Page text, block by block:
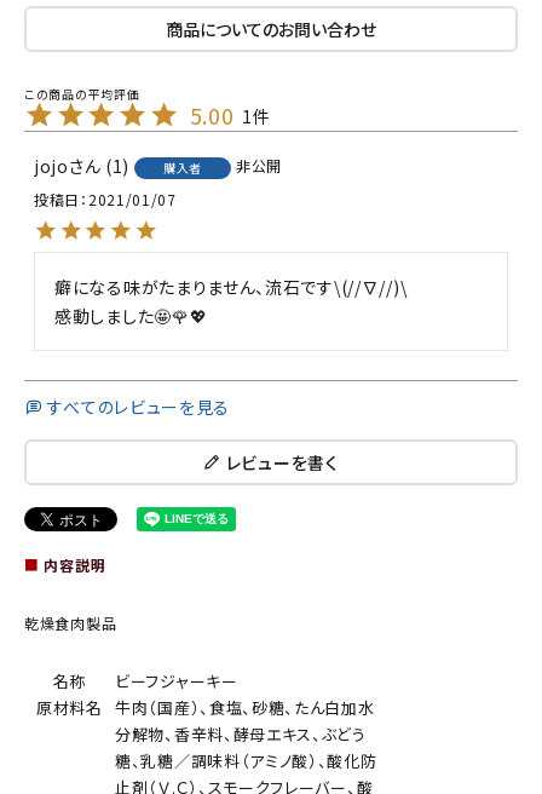
商品についてのお問い合わせ
5.00 1
jojo 1 購入者
非公開
投稿日 2021/01/07
癖になる味がたまりません、流石です\(//∇//)\
感動しました🤩🌹💖
すべてのレビューを見る
レビューを書く
■ 内容説明
乾燥食肉製品
名称
ビーフジャーキー
原材料名
牛肉（国産）、食塩、砂糖、たん白加水
分解物、香辛料、酵母エキス、ぶどう
糖、乳糖／調味料（アミノ酸）、酸化防
止剤（Ｖ.Ｃ）、スモークフレーバー、酸